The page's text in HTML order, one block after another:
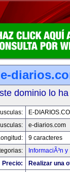
e-
dominio lo
E-
e-diarios.com
9 caracteres
InformaciÃ³n
Precio:
Realizar una